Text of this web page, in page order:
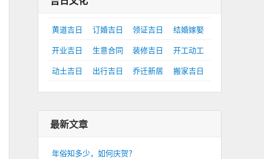
黄道吉日 订婚吉日 领证吉日
结婚嫁娶
开业吉日
生意合同 装修吉日
开工动工
动土吉日
出行吉日 乔迁新居 搬家吉日
最新文章
年俗知多少，如何庆贺？